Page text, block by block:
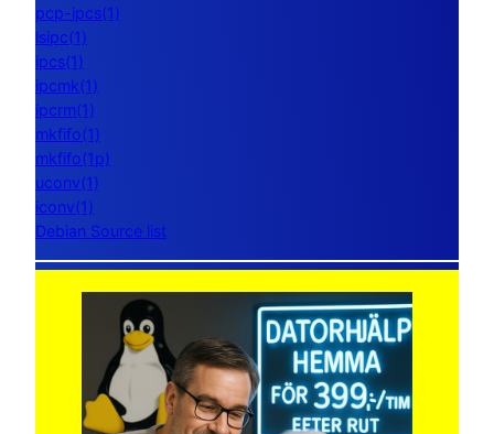
pcp-ipcs(1)
lsipc(1)
ipcs(1)
ipcmk(1)
ipcrm(1)
mkfifo(1)
mkfifo(1p)
uconv(1)
iconv(1)
Debian Source list